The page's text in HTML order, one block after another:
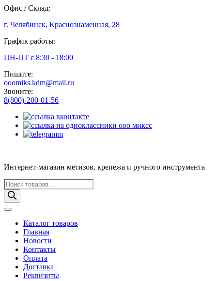
Офис / Склад:
г. Челябинск, Краснознаменная, 28
График работы:
ПН-ПТ с 8:30 - 18:00
Пишите:
ooomiks.kdm@mail.ru
Звоните:
8(800)-200-01-56
Интернет-магазин метизов, крепежа и ручного инструмента
Поиск
товаров
Каталог товаров
Главная
Новости
Контакты
Оплата
Доставка
Реквизиты